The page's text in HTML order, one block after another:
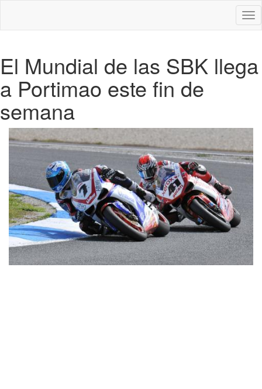
El Mundial de las SBK llega
a Portimao este fin de
semana